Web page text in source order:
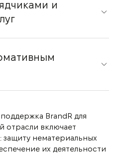
и
BrandR для
отрасли включает
нематериальных
их деятельности